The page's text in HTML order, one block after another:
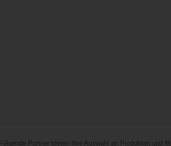
Folgende Partner bieten Ihre Auswahl an Produkten und